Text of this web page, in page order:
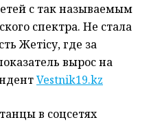
с так называемым
спектра. Не стала
Жетiсу, где за
вырос на
Vestnik19.kz
в соцсетях